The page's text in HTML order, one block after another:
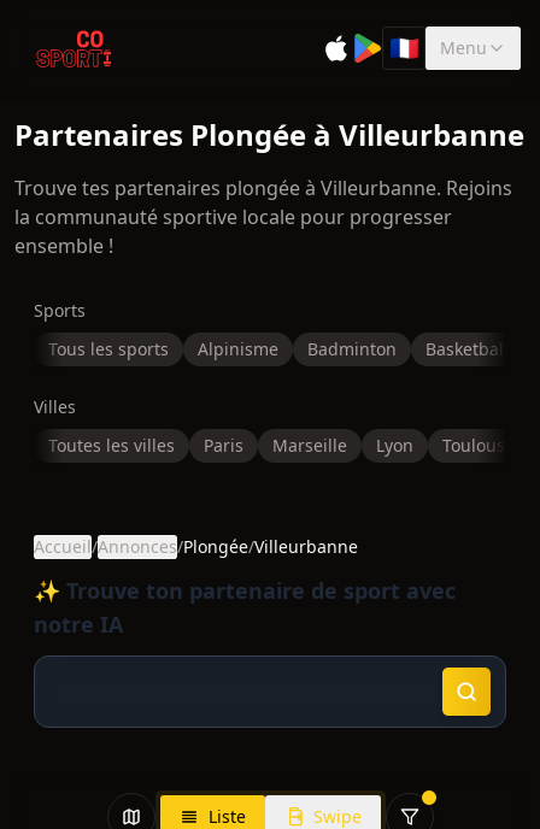
🇫🇷Sélectionner la
Menu
Partenaires Plongée à Villeurbanne
Trouve tes partenaires plongée à Villeurbanne. Rejoins
la communauté sportive locale pour progresser
ensemble !
Sports
Tous les sports
Alpinisme Badminton Basketball
Villes
Toutes les villes
Paris Marseille Lyon Toulouse
Accueil/Annonces/Plongée/Villeurbanne
✨ Trouve ton partenaire de sport avec
notre IA
Liste Swipe